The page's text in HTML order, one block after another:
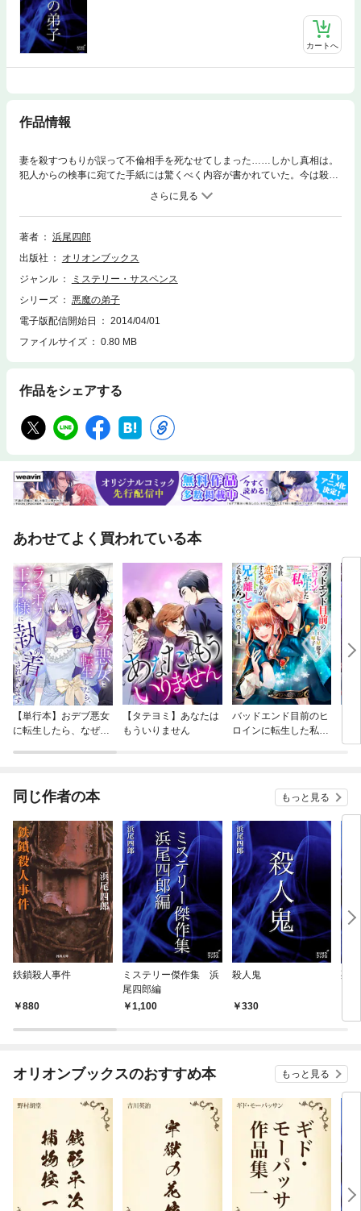
カートへ
作品情報
妻を殺すつもりが誤って不倫相手を死なせてしまった……しかし真相は。
犯人からの検事に宛てた手紙には驚くべく内容が書かれていた。今は殺人
犯と検事に分かれているが昔は……。本当に殺したのか、事故だったの
著者
浜尾四郎
出版社
オリオンブックス
ジャンル
ミステリー・サスペンス
シリーズ
悪魔の弟子
電子版配信開始日
2014/04/01
ファイルサイズ
0.80 MB
作品をシェアする
あわせてよく買われている本
【単行本】おデブ悪女
に転生したら、なぜか
【タテヨミ】あなたは
もういりません
バッドエンド目前のヒ
ロインに転生した私、
同じ作者の本 もっと見る
鉄鎖殺人事件
880
ミステリー傑作集 浜
尾四郎編
1,100
殺人鬼
330
死
オリオンブックスのおすすめ本 もっと見る